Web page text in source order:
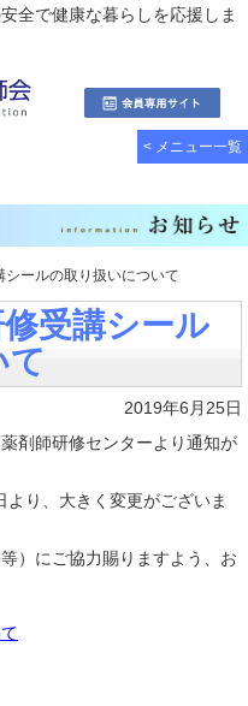
全で健康な暮らしを応援しま
< メニュー一覧
ールの取り扱いについて
受講シール
て
2019年6月25日
剤師研修センターより通知が
り、大きく変更がございま
）にご協力賜りますよう、お